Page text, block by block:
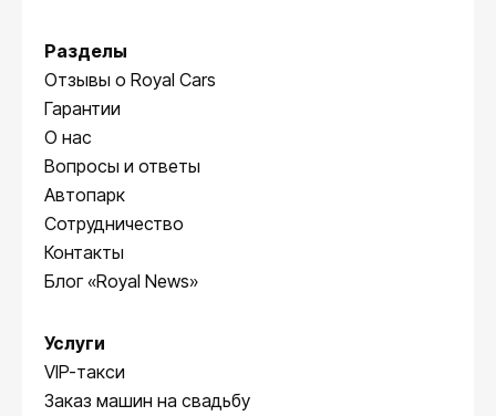
Разделы
Отзывы о Royal Cars
Гарантии
О нас
Вопросы и ответы
Автопарк
Сотрудничество
Контакты
Блог «Royal News»
Услуги
VIP-такси
Заказ машин на свадьбу